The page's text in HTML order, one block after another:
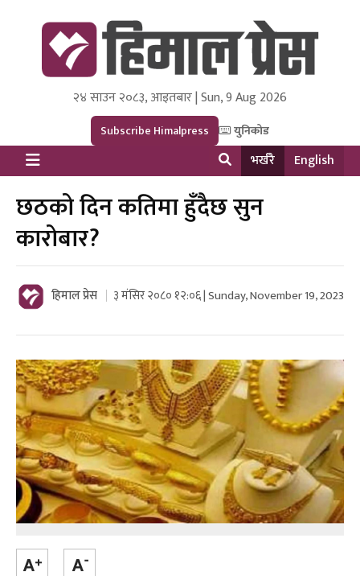
Himal Press
Dot NewsyNepal Media and Research Pvt Ltd.
२४ साउन २०८३, आइतबार | Sun, 9 Aug 2026
Subscribe Himalpress युनिकोड
भर्खरै English
छठको दिन कतिमा हुँदैछ सुन
कारोबार?
हिमाल प्रेस ३ मंसिर २०८० १२:०६ | Sunday, November 19, 2023